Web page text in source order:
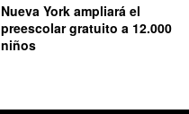
Nueva York ampliará el
preescolar gratuito a 12.000
niños